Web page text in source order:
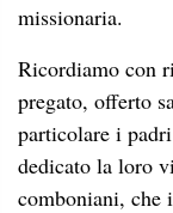
missionaria.
Ricordiamo con
pregato, offerto
particolare i
dedicato la loro
comboniani, che